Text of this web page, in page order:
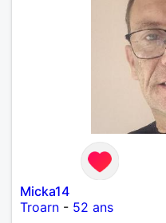
Micka14
Troarn - 52 ans